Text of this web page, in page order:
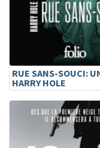
RUE SANS-SOUCI:
HARRY HOLE